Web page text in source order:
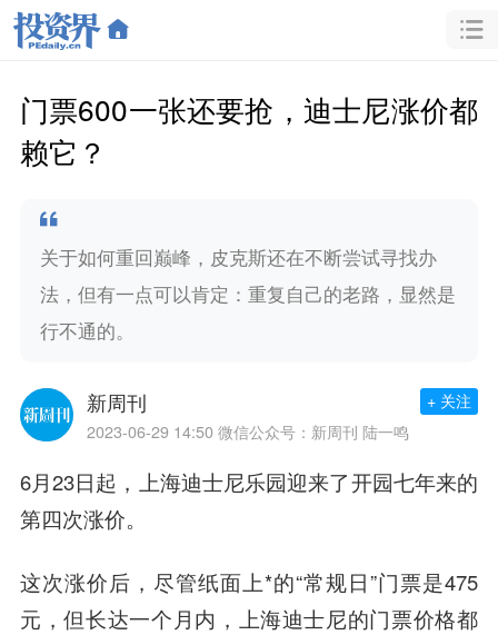
门票600一张还要抢，迪士尼涨价都
赖它？
关于如何重回巅峰，皮克斯还在不断尝试寻找办
法，但有一点可以肯定：重复自己的老路，显然是
行不通的。
新周刊
2023-06-29 14:50 微信公众号：新周刊 陆一鸣
+ 关注
6月23日起，上海迪士尼乐园迎来了开园七年来的
第四次涨价。
这次涨价后，尽管纸面上*的“常规日”门票是475
元，但长达一个月内，上海迪士尼的门票价格都